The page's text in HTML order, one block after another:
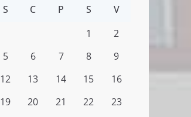
S C P S V
1
2
5 6 7 8
9
12 13 14 15
16
19 20 21 22
23